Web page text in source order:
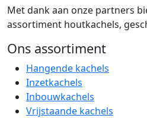
Met dank aan onze partners
assortiment houtkachels,
Ons assortiment
Hangende kachels
Inzetkachels
Inbouwkachels
Vrijstaande kachels